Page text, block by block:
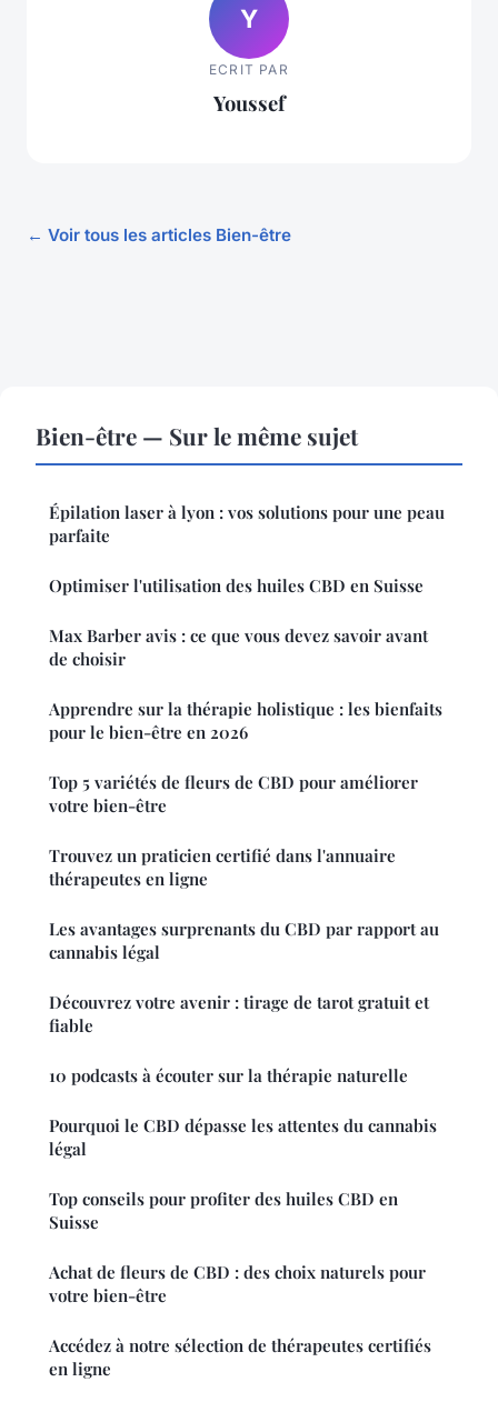
Y
ECRIT PAR
Youssef
← Voir tous les articles Bien-être
Bien-être — Sur le même sujet
Épilation laser à lyon : vos solutions pour une peau
parfaite
Optimiser l'utilisation des huiles CBD en Suisse
Max Barber avis : ce que vous devez savoir avant
de choisir
Apprendre sur la thérapie holistique : les bienfaits
pour le bien-être en 2026
Top 5 variétés de fleurs de CBD pour améliorer
votre bien-être
Trouvez un praticien certifié dans l'annuaire
thérapeutes en ligne
Les avantages surprenants du CBD par rapport au
cannabis légal
Découvrez votre avenir : tirage de tarot gratuit et
fiable
10 podcasts à écouter sur la thérapie naturelle
Pourquoi le CBD dépasse les attentes du cannabis
légal
Top conseils pour profiter des huiles CBD en
Suisse
Achat de fleurs de CBD : des choix naturels pour
votre bien-être
Accédez à notre sélection de thérapeutes certifiés
en ligne